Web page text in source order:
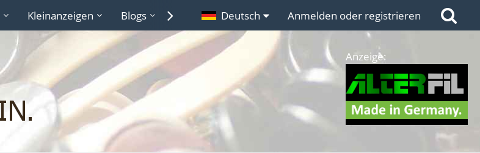
Kleinanzeigen Blogs Lexikon Links
Deutsch Anmelden oder registrieren
Anzeige: